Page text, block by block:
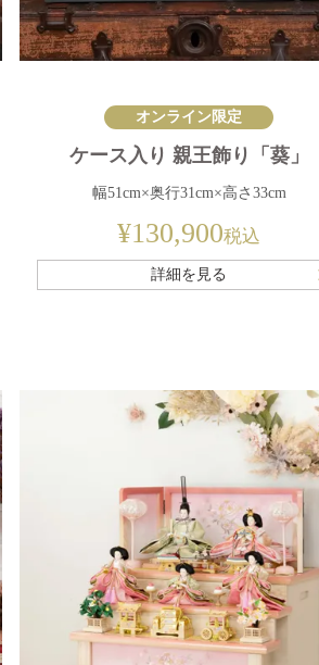
オンライン限定
ケース入り 親王飾り「葵」
幅51cm×奥行31cm×高さ33cm
¥130,900税込
詳細を見る